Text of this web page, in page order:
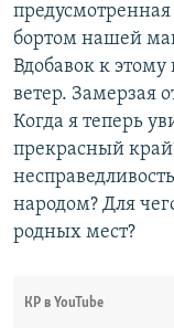
предусмотренная
бортом нашей
Вдобавок к
ветер. Замерзая
Когда я теперь
прекрасный
народом? Для
родных мест?
КР в YouTube